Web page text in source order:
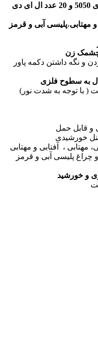
60 عدد ال ای دی 5050 و 20 عدد ال ای دی
و مهتابی،پلیسی آبی و قرمز
چشمک زن
و نگه داشتن دکمه پاور
به سطوح فلزی
مهتابی ، آفتابی و مهتابی
و چراغ پلیسی آبی و قرمز
و خورشید